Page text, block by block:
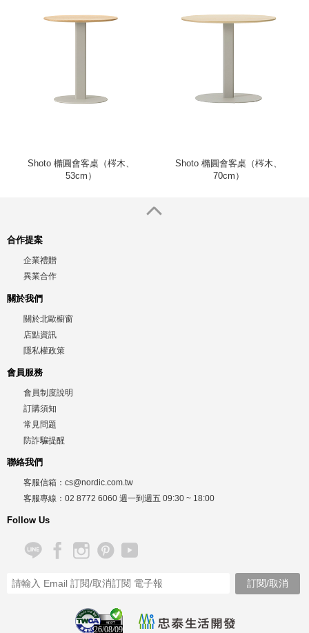
Shoto 橢圓會客桌（梣木、
53cm）
Shoto 橢圓會客桌（梣木、
70cm）
合作提案
企業禮贈
異業合作
關於我們
關於北歐櫥窗
店點資訊
隱私權政策
會員服務
會員制度說明
訂購須知
常見問題
防詐騙提醒
聯絡我們
客服信箱： cs@nordic.com.tw
客服專線： 02 8772 6060 週一到週五 09:30 ~ 18:00
Follow Us
26/08/09